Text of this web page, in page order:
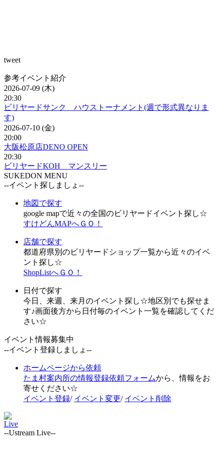
tweet
参考イベント紹介
2026-07-09 (木)
20:30
ビリヤードサンク ハウストーナメント(週で形式異なりま
す)
2026-07-10 (金)
20:00
大阪松原店DENO OPEN
20:30
ビリヤードKOH マンスリー
SUKEDON MENU
--イベント探しましょ--
地図で探す
google mapで近々の全国のビリヤードイベント探し☆
すけどんMAPへＧＯ！
店舗で探す
都道府県別のビリヤードショップ一覧から近々のイベ
ント探し☆
ShopListへＧＯ！
日付で探す
今日、来週、来月のイベント探し☆地区別でも探せま
す♪画面後方から日付毎のイベント一覧を確認してくだ
さい☆
イベント情報募集中
--イベント登録しましょ--
ホームページから依頼
たま村案内所の情報登録依頼フォームから、情報をお
寄せください☆
イベント登録/ イベント変更/ イベント削除
Live
--Ustream Live--